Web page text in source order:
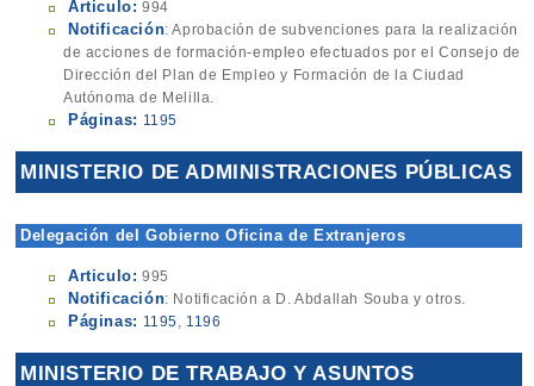
Articulo: 994
Notificación: Aprobación de subvenciones para la realización
de acciones de formación-empleo efectuados por el Consejo de
Dirección del Plan de Empleo y Formación de la Ciudad
Autónoma de Melilla.
Páginas: 1195
MINISTERIO DE ADMINISTRACIONES PÚBLICAS
Delegación del Gobierno Oficina de Extranjeros
Articulo: 995
Notificación: Notificación a D. Abdallah Souba y otros.
Páginas: 1195, 1196
MINISTERIO DE TRABAJO Y ASUNTOS